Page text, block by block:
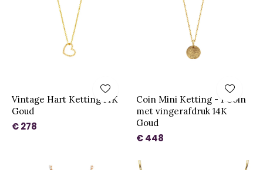
Vintage Hart Ketting 14K
Goud
€ 278
Coin Mini Ketting - 1 Coin
met vingerafdruk 14K
Goud
€ 448